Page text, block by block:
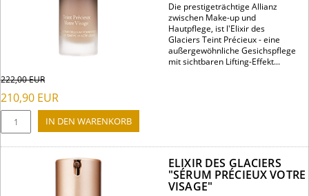
Die prestigeträchtige Allianz
zwischen Make-up und
Hautpflege, ist l'Elixir des
Glaciers Teint Précieux - eine
außergewöhnliche Gesichspflege
mit sichtbaren Lifting-Effekt...
222,00EUR
210,90 EUR
ELIXIR DES GLACIERS
"SÉRUM PRÉCIEUX VOTRE
VISAGE"